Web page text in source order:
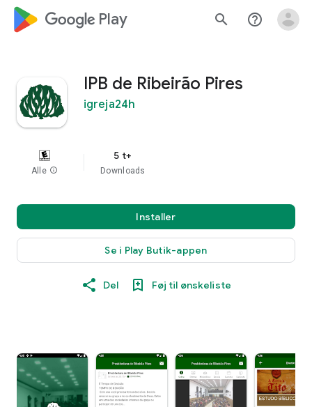
google_logo Play search help_outline
IPB de Ribeirão Pires
igreja24h
Alle info
5 t+
Downloads
Installer
Se i Play Butik-appen
Del Føj til ønskeliste